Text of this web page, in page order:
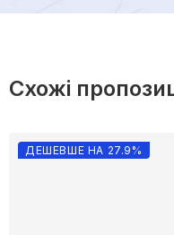
Схожі
ДЕШЕВШЕ НА 27.9%